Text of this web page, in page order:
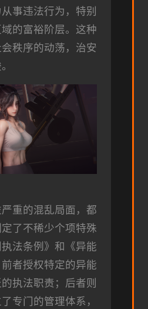
事违法行为，特别
的富裕阶层。这种
秩序的动荡，治安
重的混乱局面，都
了不稀少个项特殊
法条例》和《异能
者授权特定的异能
执法职责；后者则
专门的管理体系，